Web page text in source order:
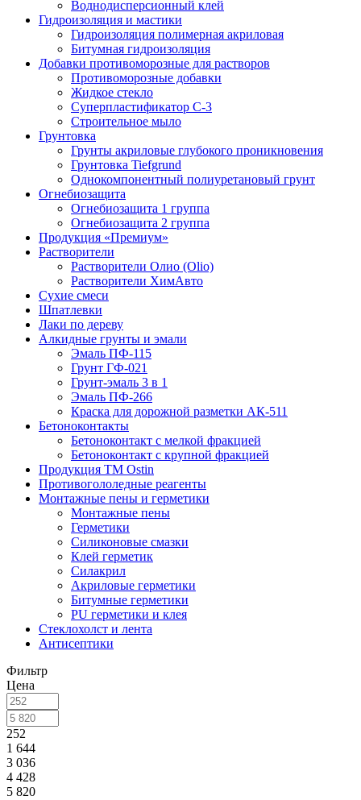
Воднодисперсионный клей
Гидроизоляция и мастики
Гидроизоляция полимерная акриловая
Битумная гидроизоляция
Добавки противоморозные для растворов
Противоморозные добавки
Жидкое стекло
Суперпластификатор С-3
Строительное мыло
Грунтовка
Грунты акриловые глубокого проникновения
Грунтовка Tiefgrund
Однокомпонентный полиуретановый грунт
Огнебиозащита
Огнебиозащита 1 группа
Огнебиозащита 2 группа
Продукция «Премиум»
Растворители
Растворители Олио (Olio)
Растворители ХимАвто
Сухие смеси
Шпатлевки
Лаки по дереву
Алкидные грунты и эмали
Эмаль ПФ-115
Грунт ГФ-021
Грунт-эмаль 3 в 1
Эмаль ПФ-266
Краска для дорожной разметки АК-511
Бетоноконтакты
Бетоноконтакт с мелкой фракцией
Бетоноконтакт с крупной фракцией
Продукция ТМ Ostin
Противогололедные реагенты
Монтажные пены и герметики
Монтажные пены
Герметики
Силиконовые смазки
Клей герметик
Силакрил
Акриловые герметики
Битумные герметики
PU герметики и клея
Стеклохолст и лента
Антисептики
Фильтр
Цена
252
1 644
3 036
4 428
5 820